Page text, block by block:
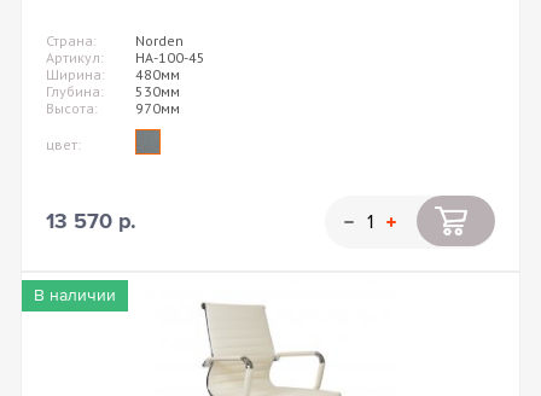
Страна:
Norden
Артикул:
HA-100-45
Ширина:
480мм
Глубина:
530мм
Высота:
970мм
цвет:
13 570 р.
В наличии